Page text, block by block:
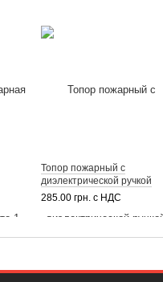
Топор пожарный с
диэлектрической ручкой
285.00 грн. с НДС